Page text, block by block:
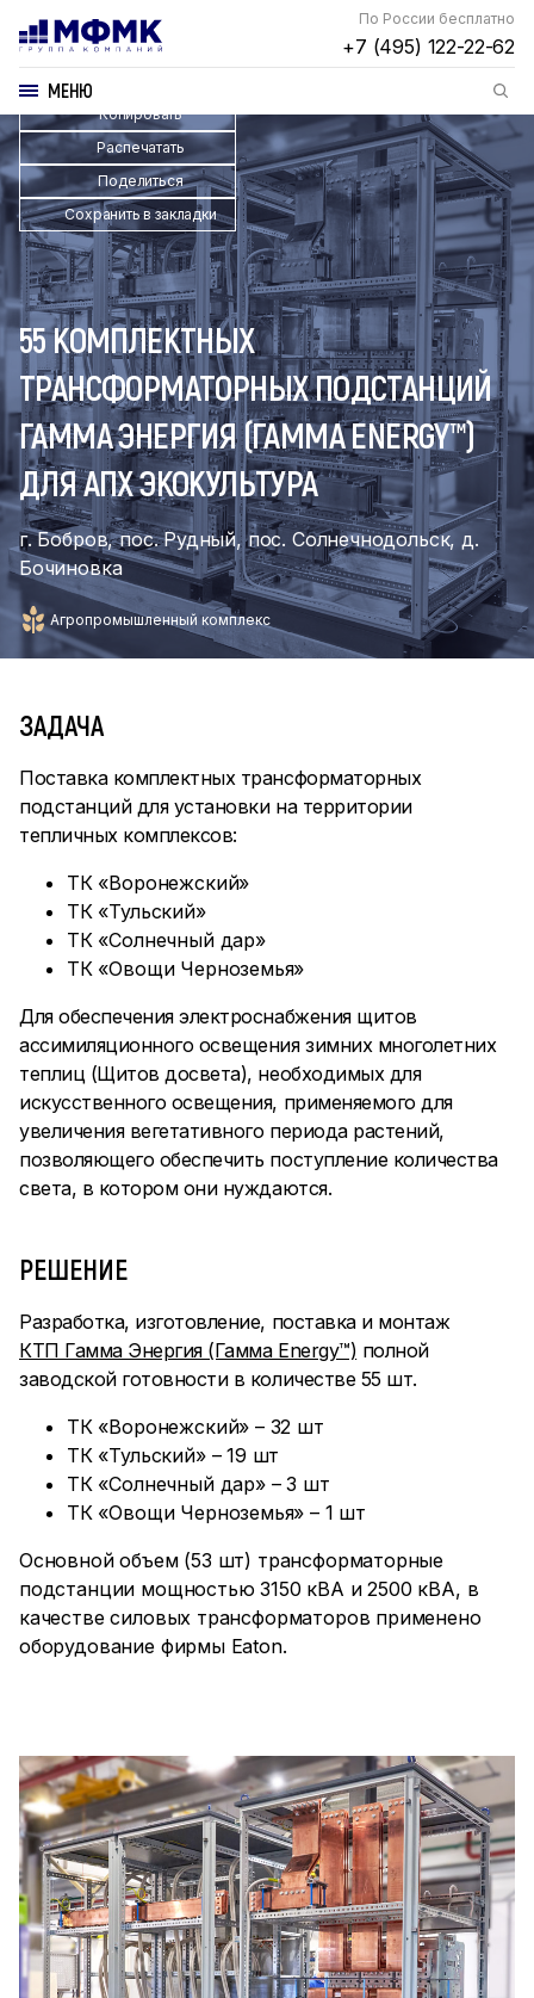
По России бесплатно
+7 (495) 122-22-62
МЕНЮ
Копировать
Распечатать
Поделиться
Сохранить в закладки
55 КОМПЛЕКТНЫХ
ТРАНСФОРМАТОРНЫХ ПОДСТАНЦИЙ
ГАММА ЭНЕРГИЯ (ГАММА ENERGY™)
ДЛЯ АПХ ЭКОКУЛЬТУРА
г. Бобров, пос. Рудный, пос. Солнечнодольск, д.
Бочиновка
Агропромышленный комплекс
ЗАДАЧА
Поставка комплектных трансформаторных
подстанций для установки на территории
тепличных комплексов:
ТК «Воронежский»
ТК «Тульский»
ТК «Солнечный дар»
ТК «Овощи Черноземья»
Для обеспечения электроснабжения щитов
ассимиляционного освещения зимних многолетних
теплиц (Щитов досвета), необходимых для
искусственного освещения, применяемого для
увеличения вегетативного периода растений,
позволяющего обеспечить поступление количества
света, в котором они нуждаются.
РЕШЕНИЕ
Разработка, изготовление, поставка и монтаж
КТП Гамма Энергия (Гамма Energy™) полной
заводской готовности в количестве 55 шт.
ТК «Воронежский» – 32 шт
ТК «Тульский» – 19 шт
ТК «Солнечный дар» – 3 шт
ТК «Овощи Черноземья» – 1 шт
Основной объем (53 шт) трансформаторные
подстанции мощностью 3150 кВА и 2500 кВА, в
качестве силовых трансформаторов применено
оборудование фирмы Eaton.